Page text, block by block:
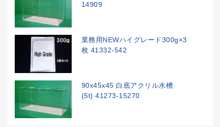
14909
業務用NEWハイグレード300g×3
枚 41332-542
90x45x45 白底アクリル水槽
(5t) 41273-15270